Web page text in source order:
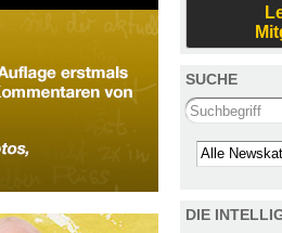
SUCHE
Search this
Kategorie
DIE